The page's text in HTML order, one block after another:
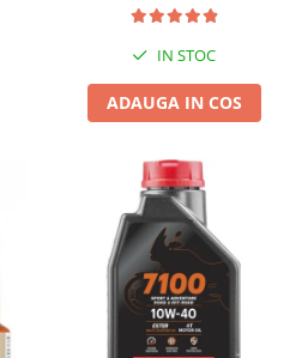
IN STOC
ADAUGA IN COS